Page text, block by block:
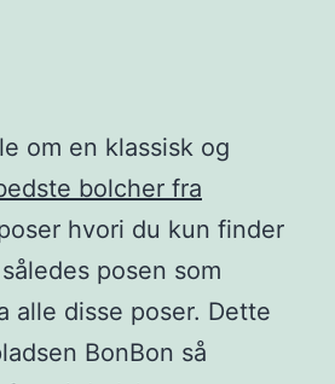
om en klassisk og
bolcher fra
hvori du kun finder
posen som
alle disse poser. Dette
BonBon så